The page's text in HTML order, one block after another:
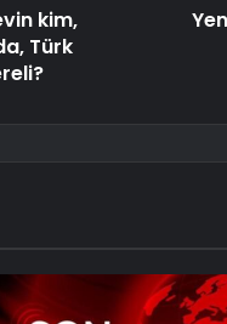
kim,
Türk